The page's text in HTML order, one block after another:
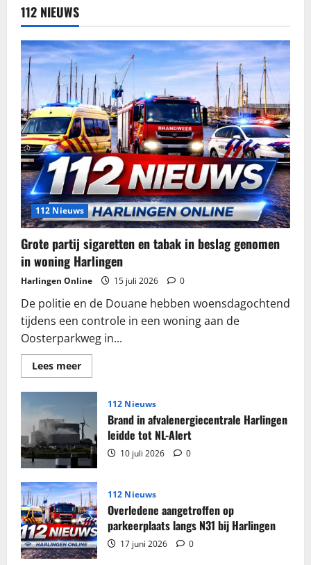
112 NIEUWS
112 Nieuws
Grote partij sigaretten en tabak in beslag genomen
in woning Harlingen
Harlingen Online 15 juli 2026 0
De politie en de Douane hebben woensdagochtend
tijdens een controle in een woning aan de
Oosterparkweg in...
Lees meerLees
meer
Grote
sigaretten
en
tabak
in
beslag
genomen
in
woning
Harlingen
112 Nieuws
Brand in afvalenergiecentrale Harlingen
leidde tot NL-Alert
10 juli 2026 0
112 Nieuws
Overledene aangetroffen op
parkeerplaats langs N31 bij Harlingen
17 juni 2026 0